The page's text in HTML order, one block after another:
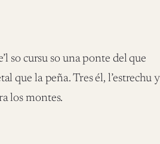
so cursu so una ponte del que
que la peña. Tres él, l’estrechu y
los montes.